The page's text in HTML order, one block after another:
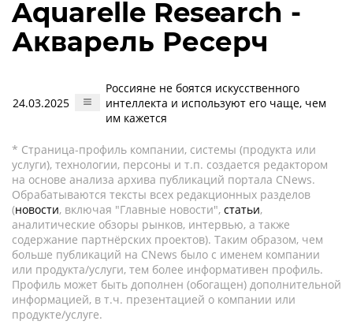
Aquarelle Research -
Акварель Ресерч
24.03.2025
Россияне не боятся искусственного
интеллекта и используют его чаще, чем
им кажется
* Страница-профиль компании, системы (продукта или
услуги), технологии, персоны и т.п. создается редактором
на основе анализа архива публикаций портала CNews.
Обрабатываются тексты всех редакционных разделов
(новости, включая "Главные новости", статьи,
аналитические обзоры рынков, интервью, а также
содержание партнёрских проектов). Таким образом, чем
больше публикаций на CNews было с именем компании
или продукта/услуги, тем более информативен профиль.
Профиль может быть дополнен (обогащен) дополнительной
информацией, в т.ч. презентацией о компании или
продукте/услуге.